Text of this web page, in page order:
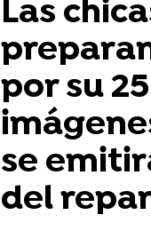
Las
por su
se
del